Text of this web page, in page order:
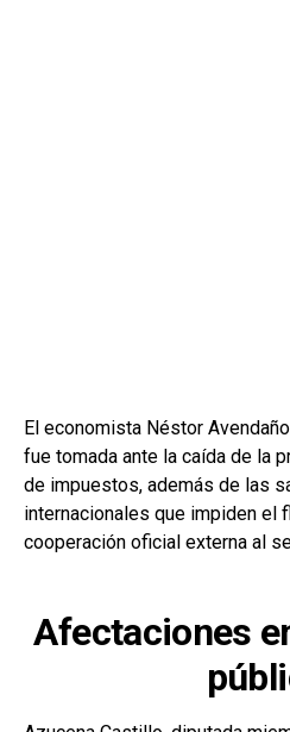
El economista Néstor
fue tomada ante la caída de la
de impuestos, además de las
internacionales que impiden el
cooperación oficial externa al
Afectaciones